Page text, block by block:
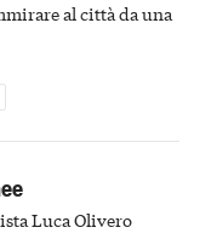
al città da una
Luca Olivero